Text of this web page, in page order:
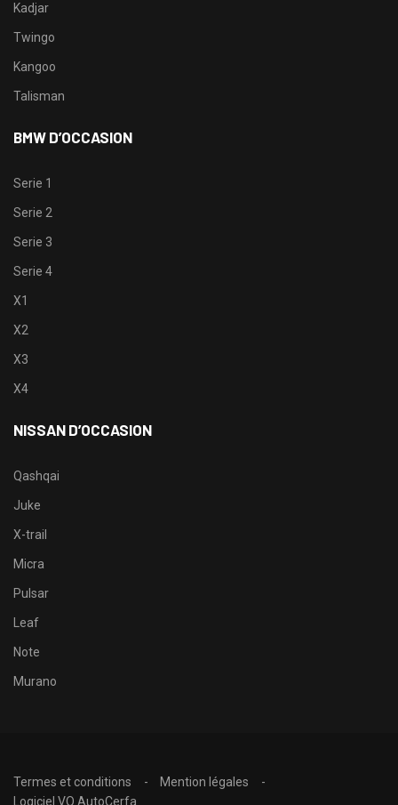
Kadjar
Twingo
Kangoo
Talisman
BMW D’OCCASION
Serie 1
Serie 2
Serie 3
Serie 4
X1
X2
X3
X4
NISSAN D’OCCASION
Qashqai
Juke
X-trail
Micra
Pulsar
Leaf
Note
Murano
Termes et conditions
Mention légales
Logiciel VO AutoCerfa